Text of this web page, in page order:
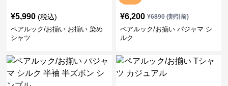
¥5,990 (税込)
ペアルック/お揃い お揃い 染め
シャツ
¥6,200 ¥6890(割引前)
ペアルック/お揃い パジャマ シ
ルク